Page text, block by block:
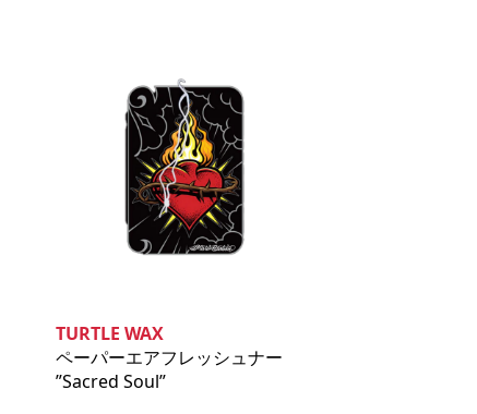
TURTLE WAX
ペーパーエアフレッシュナー
”Sacred Soul”